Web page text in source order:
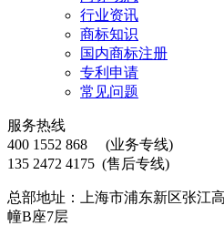
行业资讯
商标知识
国内商标注册
专利申请
常见问题
服务热线
400 1552 868
(业务专线)
135 2472 4175 (售后专线)
总部地址：上海市浦东新区张江
幢B座7层